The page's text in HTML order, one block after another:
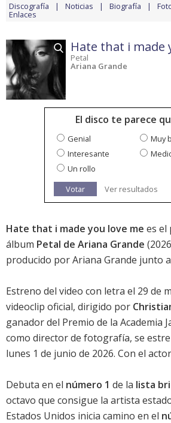
Discografía Noticias Biografía
Enlaces
Hate that i made
Petal
Ariana Grande
El disco te parece
Genial
Muy
Interesante
Un rollo
Votar
Ver resultados
Hate that i made you love me es el
álbum Petal de Ariana Grande
producido por Ariana Grande junto
Estreno del video con letra el 29 de
videoclip oficial, dirigido por
ganador del Premio de la Academia
como director de fotografía, se
lunes 1 de junio de 2026. Con el actor
Debuta en el número 1 de la lista
octavo que consigue la artista
Estados Unidos inicia camino en el